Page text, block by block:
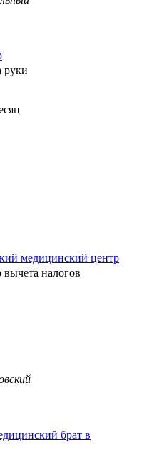
руки
медицинский центр
вычета налогов
брат в